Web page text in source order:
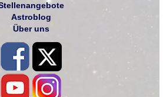
Astroblog
Über uns